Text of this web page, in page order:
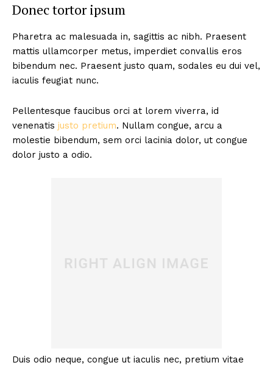
Donec tortor ipsum
Pharetra ac malesuada in, sagittis ac nibh. Praesent
mattis ullamcorper metus, imperdiet convallis eros
bibendum nec. Praesent justo quam, sodales eu dui vel,
iaculis feugiat nunc.
Pellentesque faucibus orci at lorem viverra, id
venenatis justo pretium. Nullam congue, arcu a
molestie bibendum, sem orci lacinia dolor, ut congue
dolor justo a odio.
Duis odio neque, congue ut iaculis nec, pretium vitae